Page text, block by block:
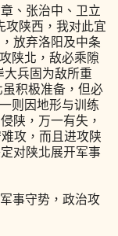
、张治中、卫立
攻陕西，我对此宜
放弃洛阳及中条
陕北，敌必乘隙
兵固为敌所重
积极准备，但必
则因地形与训练
陕，万一有失，
攻，而且进攻陕
对陕北展开军事
事守势，政治攻